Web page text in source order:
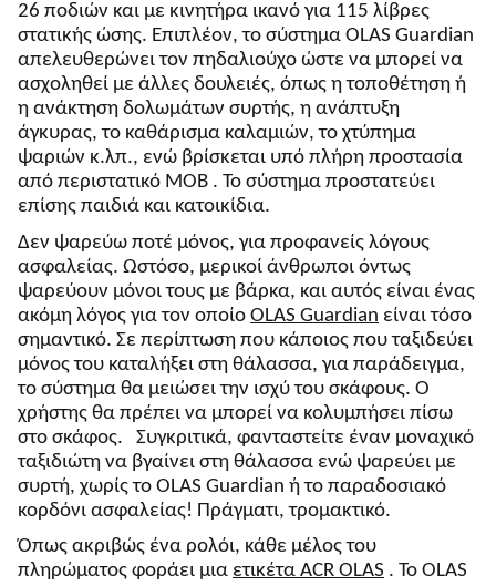
26 ποδιών και με κινητήρα ικανό για 115 λίβρες
στατικής ώσης. Επιπλέον, το σύστημα OLAS Guardian
απελευθερώνει τον πηδαλιούχο ώστε να μπορεί να
ασχοληθεί με άλλες δουλειές, όπως η τοποθέτηση ή
η ανάκτηση δολωμάτων συρτής, η ανάπτυξη
άγκυρας, το καθάρισμα καλαμιών, το χτύπημα
ψαριών κ.λπ., ενώ βρίσκεται υπό πλήρη προστασία
από περιστατικό MOB . Το σύστημα προστατεύει
επίσης παιδιά και κατοικίδια.
Δεν ψαρεύω ποτέ μόνος, για προφανείς λόγους
ασφαλείας. Ωστόσο, μερικοί άνθρωποι όντως
ψαρεύουν μόνοι τους με βάρκα, και αυτός είναι ένας
ακόμη λόγος για τον οποίο OLAS Guardian είναι τόσο
σημαντικό. Σε περίπτωση που κάποιος που ταξιδεύει
μόνος του καταλήξει στη θάλασσα, για παράδειγμα,
το σύστημα θα μειώσει την ισχύ του σκάφους. Ο
χρήστης θα πρέπει να μπορεί να κολυμπήσει πίσω
στο σκάφος. Συγκριτικά, φανταστείτε έναν μοναχικό
ταξιδιώτη να βγαίνει στη θάλασσα ενώ ψαρεύει με
συρτή, χωρίς το OLAS Guardian ή το παραδοσιακό
κορδόνι ασφαλείας! Πράγματι, τρομακτικό.
Όπως ακριβώς ένα ρολόι, κάθε μέλος του
πληρώματος φοράει μια ετικέτα ACR OLAS . Το OLAS